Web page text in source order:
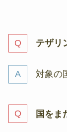
テザリ
対象の
国をま